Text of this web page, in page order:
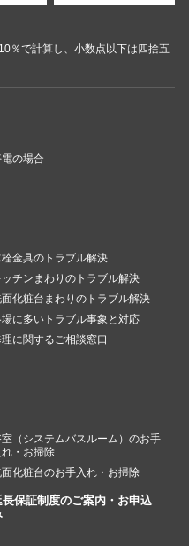
％で計算し、小数点以下は四捨五
の場合
金具のトラブル解決
ッチンまわりのトラブル解決
化粧台まわりのトラブル解決
に多いトラブル事象と対応
に関するご相談窓口
（システムバスルーム）のお手
れ・お掃除
化粧台のお手入れ・お掃除
長保証制度のご案内・お申込